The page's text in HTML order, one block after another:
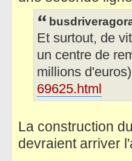
Et surtout, de
un centre de
millions
69625.html
La construction
devraient arriver